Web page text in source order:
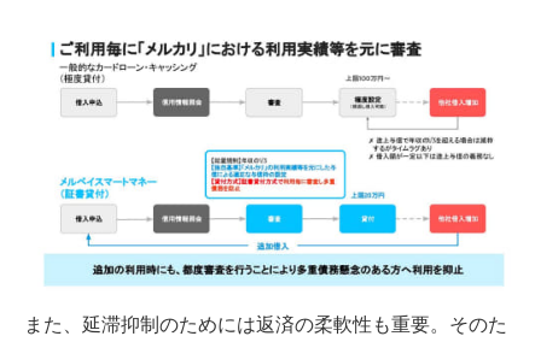
また、延滞抑制のためには返済の柔軟性も重要。そのた